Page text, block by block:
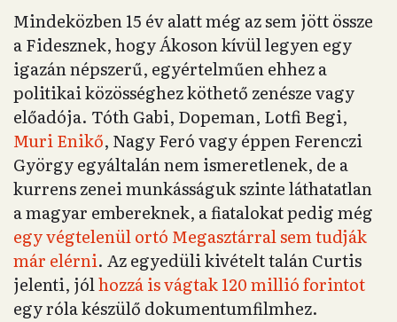
Mindeközben 15 év alatt még az sem jött össze
a Fidesznek, hogy Ákoson kívül legyen egy
igazán népszerű, egyértelműen ehhez a
politikai közösséghez köthető zenésze vagy
előadója. Tóth Gabi, Dopeman, Lotfi Begi,
Muri Enikő, Nagy Feró vagy éppen Ferenczi
György egyáltalán nem ismeretlenek, de a
kurrens zenei munkásságuk szinte láthatatlan
a magyar embereknek, a fiatalokat pedig még
egy végtelenül ortó Megasztárral sem tudják
már elérni. Az egyedüli kivételt talán Curtis
jelenti, jólhozzá is vágtak 120 millió forintot
egy róla készülő dokumentumfilmhez.